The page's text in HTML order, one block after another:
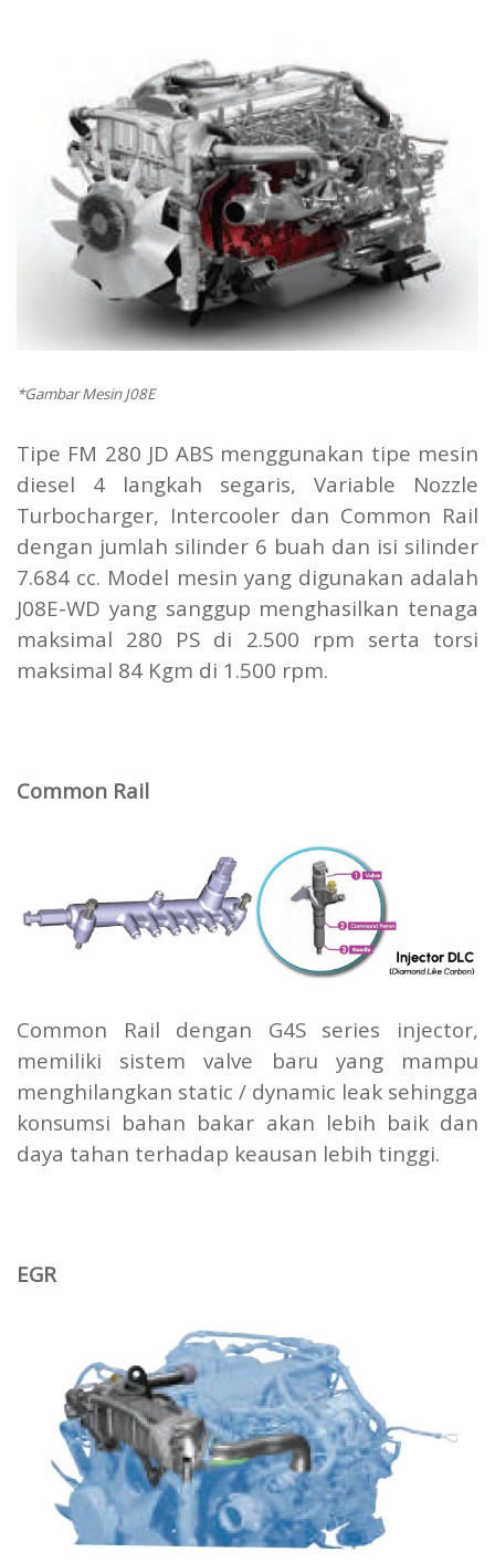
*Gambar Mesin J08E
Tipe FM 280 JD ABS menggunakan tipe mesin
diesel 4 langkah segaris, Variable Nozzle
Turbocharger, Intercooler dan Common Rail
dengan jumlah silinder 6 buah dan isi silinder
7.684 cc. Model mesin yang digunakan adalah
J08E-WD yang sanggup menghasilkan tenaga
maksimal 280 PS di 2.500 rpm serta torsi
maksimal 84 Kgm di 1.500 rpm.
Common Rail
Common Rail dengan G4S series injector,
memiliki sistem valve baru yang mampu
menghilangkan static / dynamic leak sehingga
konsumsi bahan bakar akan lebih baik dan
daya tahan terhadap keausan lebih tinggi.
EGR